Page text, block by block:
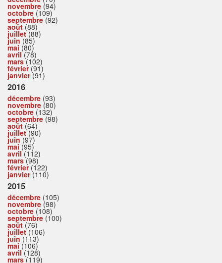
novembre (94)
octobre (109)
septembre (92)
août (88)
juillet(88)
juin (85)
mai (80)
avril(78)
mars(102)
février(91)
janvier(91)
2016
décembre (93)
novembre (80)
octobre (132)
septembre (98)
août (64)
juillet(90)
juin (97)
mai (95)
avril(112)
mars(98)
février(122)
janvier(110)
2015
décembre (105)
novembre (98)
octobre (108)
septembre (100)
août (76)
juillet(106)
juin (113)
mai (106)
avril(128)
mars(119)